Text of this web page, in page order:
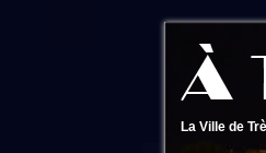
La Ville de